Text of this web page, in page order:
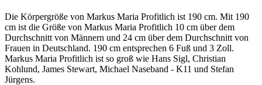
Die Körpergröße von Markus Maria Profitlich ist 190 cm. Mit 190
cm ist die Größe von Markus Maria Profitlich 10 cm über dem
Durchschnitt von Männern und 24 cm über dem Durchschnitt von
Frauen in Deutschland. 190 cm entsprechen 6 Fuß und 3 Zoll.
Markus Maria Profitlich ist so groß wie Hans Sigl, Christian
Kohlund, James Stewart, Michael Naseband - K11 und Stefan
Jürgens.